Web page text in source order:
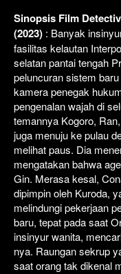
Sinopsis Film
(2023) : Banyak
fasilitas kelautan
selatan pantai tengah
peluncuran sistem
kamera penegak
pengenalan wajah di
temannya Kogoro,
juga menuju ke pulau
melihat paus. Dia
mengatakan bahwa
Gin. Merasa kesal,
dipimpin oleh Kuroda,
melindungi pekerjaan
baru, tepat pada saat
insinyur wanita,
nya. Raungan sekrup
saat orang tak dikenal